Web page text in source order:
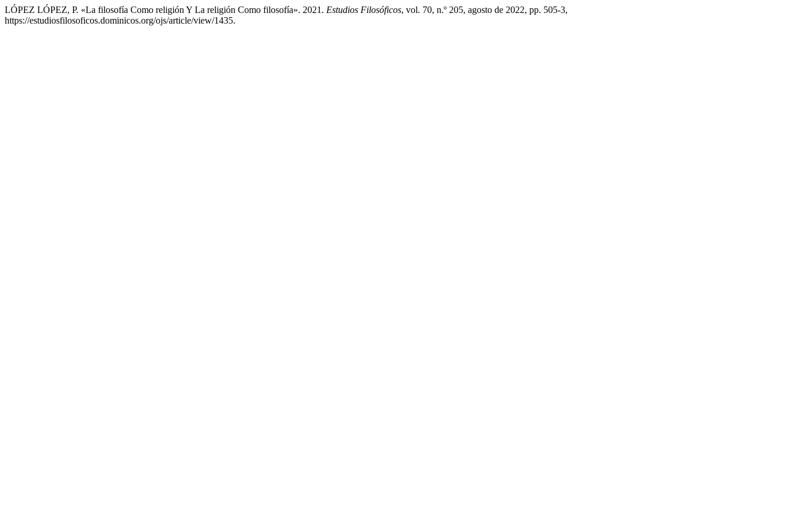
LÓPEZ LÓPEZ, P. «La filosofía Como religión Y La religión Como filosofía». 2021. Estudios Filosóficos, vol. 70, n.º 205, agosto de 2022, pp. 505-3,
https://estudiosfilosoficos.dominicos.org/ojs/article/view/1435.